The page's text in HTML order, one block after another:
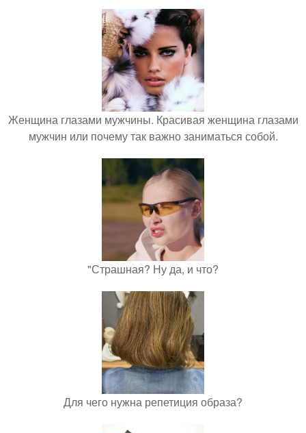
Женщина глазами мужчины. Красивая женщина глазами
мужчин или почему так важно заниматься собой.
"Страшная? Ну да, и что?
Для чего нужна репетиция образа?